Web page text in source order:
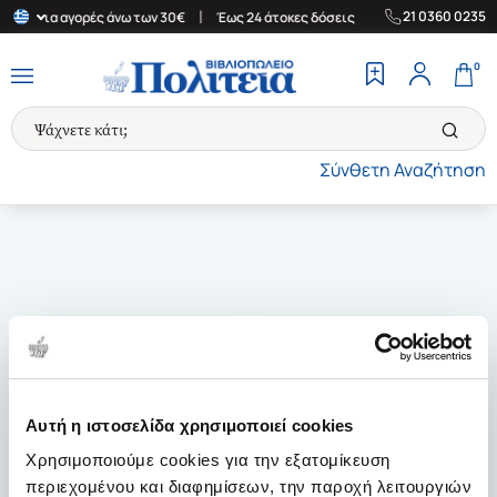
Αυτή η ιστοσελίδα χρησιμοποιεί cookies
Χρησιμοποιούμε cookies για την εξατομίκευση
περιεχομένου και διαφημίσεων, την παροχή λειτουργιών
για αγορές άνω των 30€ Έως 24 άτοκες δόσεις | Δωρεάν
21 0360 0235
Σύνθετη Αναζήτηση
0